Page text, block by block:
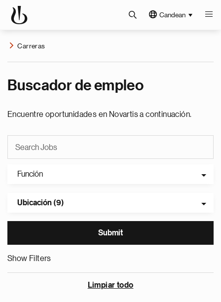
Candean
Carreras
Buscador de empleo
Encuentre oportunidades en Novartis a continuación.
Función
Ubicación (9)
Show Filters
Limpiar todo